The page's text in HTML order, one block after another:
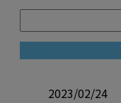
2023/02/24